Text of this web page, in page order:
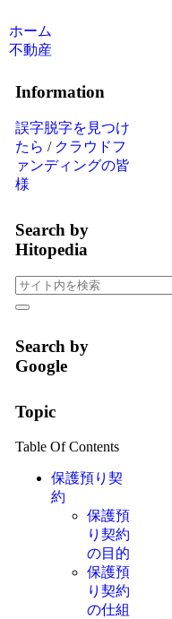
ホーム
不動産
Information
誤字脱字を見つけ
たら / クラウドフ
ァンディングの皆
様
Search by
Hitopedia
Search by
Google
Topic
Table Of Contents
保護預り契
約
保護預
り契約
の目的
保護預
り契約
の仕組